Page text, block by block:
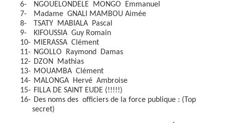
6-
NGOUELONDELE MONGO
Emmanuel
7-
Madame GNALI MAMBOU Aimée
8-
TSATY MABIALA
Pascal
9-
KIFOUSSIA Guy Romain
10- MIERASSA Clément
11- NGOLLO Raymond
Damas
12- DZON
Mathias
13- MOUAMBA Clément
14- MALONGA Hervé Ambroise
15- FILLA DE SAINT EUDE (!!!!!)
16- Des noms des officiers de la force publique : (Top
secret)